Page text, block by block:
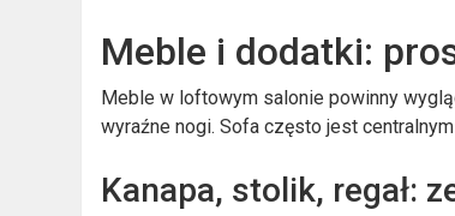
Meble i dodatki:
Meble w loftowym salonie powinny
wyraźne nogi. Sofa często jest
Kanapa, stolik, regał: